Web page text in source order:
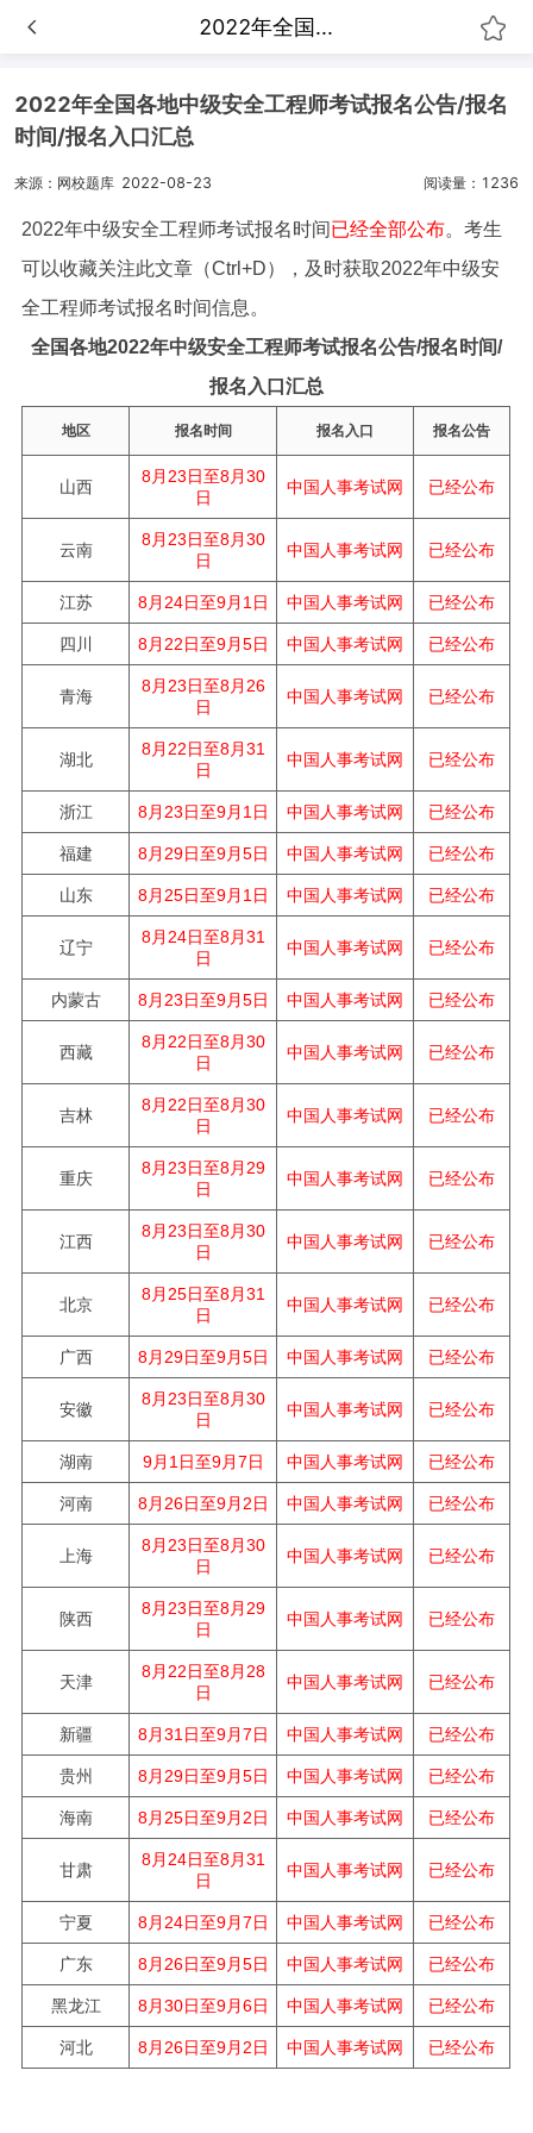
2022年全国...
2022年全国各地中级安全工程师考试报名公告/报名
时间/报名入口汇总
来源：网校题库 2022-08-23 阅读量：1236
2022年中级安全工程师考试报名时间已经全部公布。考生
可以收藏关注此文章（Ctrl+D），及时获取2022年中级安
全工程师考试报名时间信息。
全国各地2022年中级安全工程师考试报名公告/报名时间/
报名入口汇总
地区 报名时间 报名入口 报名公告
山西
8月23日至8月30
日
中国人事考试网 已经公布
云南
8月23日至8月30
日
中国人事考试网 已经公布
江苏 8月24日至9月1日 中国人事考试网 已经公布
四川 8月22日至9月5日 中国人事考试网 已经公布
青海
8月23日至8月26
日
中国人事考试网 已经公布
湖北
8月22日至8月31
日
中国人事考试网 已经公布
浙江 8月23日至9月1日 中国人事考试网 已经公布
福建 8月29日至9月5日 中国人事考试网 已经公布
山东 8月25日至9月1日 中国人事考试网 已经公布
辽宁
8月24日至8月31
日
中国人事考试网 已经公布
内蒙古 8月23日至9月5日 中国人事考试网 已经公布
西藏
8月22日至8月30
日
中国人事考试网 已经公布
吉林
8月22日至8月30
日
中国人事考试网 已经公布
重庆
8月23日至8月29
日
中国人事考试网 已经公布
江西
8月23日至8月30
日
中国人事考试网 已经公布
北京
8月25日至8月31
日
中国人事考试网 已经公布
广西 8月29日至9月5日 中国人事考试网 已经公布
安徽
8月23日至8月30
日
中国人事考试网 已经公布
湖南 9月1日至9月7日 中国人事考试网 已经公布
河南 8月26日至9月2日 中国人事考试网 已经公布
上海
8月23日至8月30
日
中国人事考试网 已经公布
陕西
8月23日至8月29
日
中国人事考试网 已经公布
天津
8月22日至8月28
日
中国人事考试网 已经公布
新疆 8月31日至9月7日 中国人事考试网 已经公布
贵州 8月29日至9月5日 中国人事考试网 已经公布
海南 8月25日至9月2日 中国人事考试网 已经公布
甘肃
8月24日至8月31
日
中国人事考试网 已经公布
宁夏 8月24日至9月7日 中国人事考试网 已经公布
广东 8月26日至9月5日 中国人事考试网 已经公布
黑龙江 8月30日至9月6日 中国人事考试网 已经公布
河北 8月26日至9月2日 中国人事考试网 已经公布